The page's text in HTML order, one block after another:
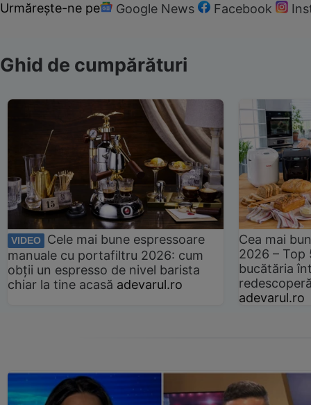
Urmărește-ne pe Google News Facebook
Ghid de cumpărături
VIDEO
Cele mai bune espressoare
manuale cu portafiltru 2026: cum
obții un espresso de nivel barista
chiar la tine acasă adevarul.ro
Cea mai
2026 –
bucătăria
adevarul.ro